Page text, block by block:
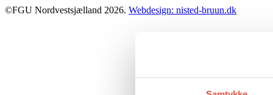
©FGU Nordvestsjælland 2026. Webdesign: nisted-bruun.dk